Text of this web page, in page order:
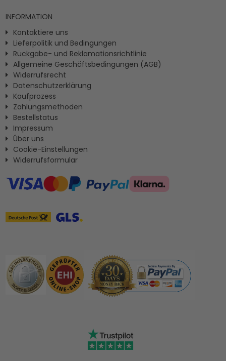
INFORMATION
Kontaktiere uns
Lieferpolitik und Bedingungen
Rückgabe- und Reklamationsrichtlinie
Allgemeine Geschäftsbedingungen (AGB)
Widerrufsrecht
Datenschutzerklärung
Kaufprozess
Zahlungsmethoden
Bestellstatus
Impressum
Ûber uns
Cookie-Einstellungen
Widerrufsformular